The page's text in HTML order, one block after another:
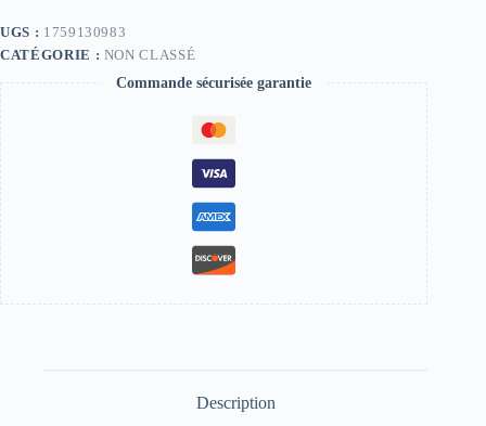
x
20
UGS : 1759130983
CATÉGORIE : NON CLASSÉ
Commande sécurisée garantie
Description